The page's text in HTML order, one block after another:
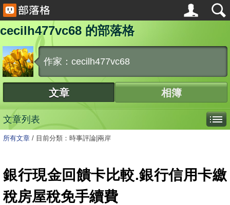
cecilh477vc68 的部落格
作家：cecilh477vc68
文章 相簿
文章列表
所有文章 / 目前分類：時事評論|兩岸
銀行現金回饋卡比較.銀行信用卡繳
稅房屋稅免手續費